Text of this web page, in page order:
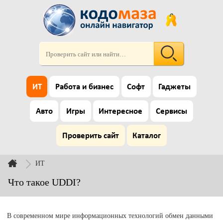
ИТ Работа и бизнес Софт Гаджеты
Авто Игры Интересное Сервисы
Проверить сайт Каталог
ИТ
Что такое UDDI?
В современном мире информационных технологий обмен данными